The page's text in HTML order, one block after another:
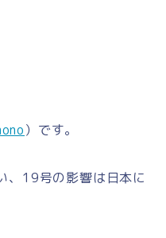
）です。
、19号の影響は日本に